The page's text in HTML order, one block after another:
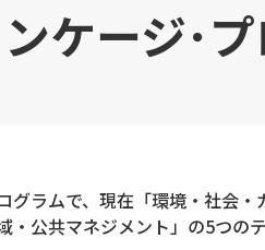
ケージ･
グラムで、現在「環境・社会
公共マネジメント」の5つの